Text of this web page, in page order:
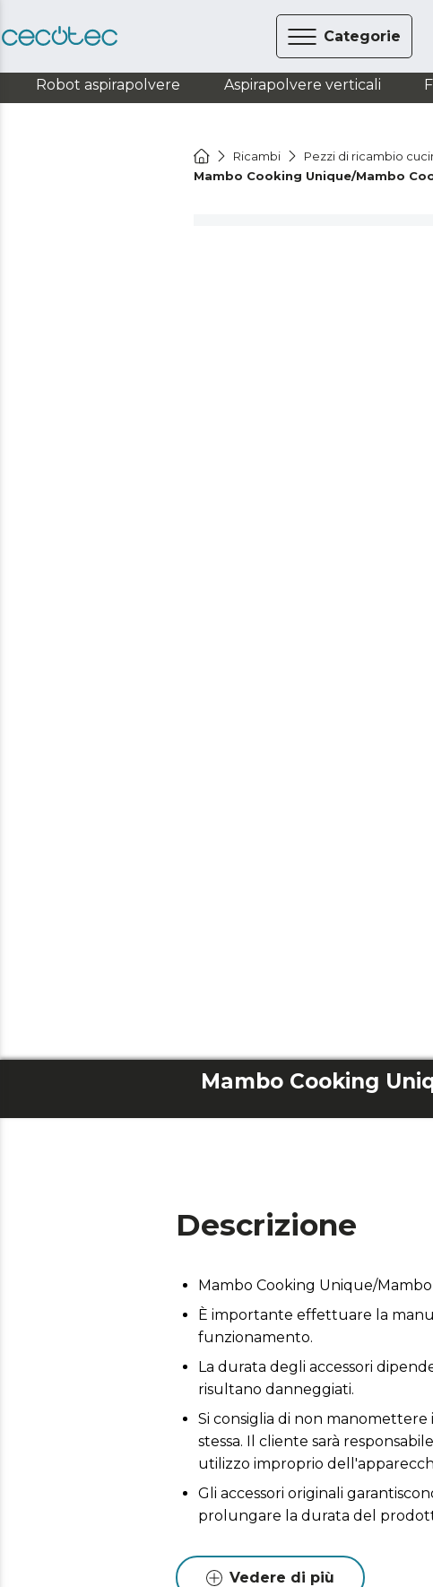
Categorie
Robot aspirapolvere Aspirapolvere verticali
Ricambi Pezzi di ricambio
Mambo Cooking Unique/Mambo
Descrizione
Mambo Cooking Unique/
È importante effettuare la
funzionamento.
La durata degli accessori
risultano danneggiati.
Si consiglia di non
stessa. Il cliente sarà
utilizzo improprio
Gli accessori originali
prolungare la durata del
Vedere di più